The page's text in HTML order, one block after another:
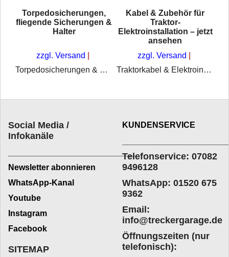
Torpedosicherungen,
fliegende Sicherungen &
Halter
zzgl. Versand
Torpedosicherungen & Zubehör – universal für Traktoren & Schlepper
Kabel & Zubehör für
Traktor-
Elektroinstallation – jetzt
ansehen
zzgl. Versand
Traktorkabel & Elektroinstallationsmaterial entdecken
Social Media /
Infokanäle
_________________________
Newsletter abonnieren
WhatsApp-Kanal
Youtube
Instagram
Facebook
KUNDENSERVICE
Telefonservice: 07082
9496128
WhatsApp: 01520 675
9362
Email:
info@treckergarage.de
Öffnungszeiten (nur
telefonisch):
SITEMAP